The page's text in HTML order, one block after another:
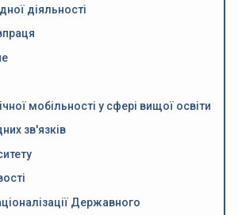
діяльності
мобільності у сфері вищої освіти
зв'язків
Державного